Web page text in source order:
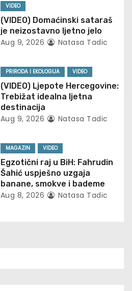
VIDEO
(VIDEO) Domaćinski sataraš
je neizostavno ljetno jelo
Aug 9, 2026 Natasa Tadic
PRIRODA I EKOLOGIJA VIDEO
(VIDEO) Ljepote Hercegovine:
Trebižat idealna ljetna
destinacija
Aug 9, 2026 Natasa Tadic
MAGAZIN VIDEO
Egzotični raj u BiH: Fahrudin
Šahić uspješno uzgaja
banane, smokve i bademe
Aug 8, 2026 Natasa Tadic